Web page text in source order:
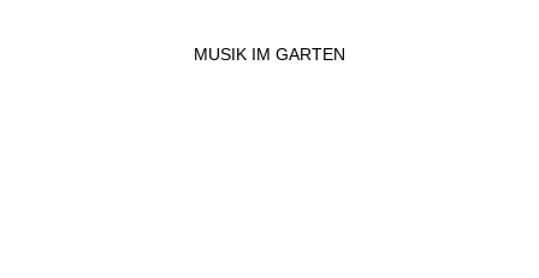
MUSIK IM GARTEN